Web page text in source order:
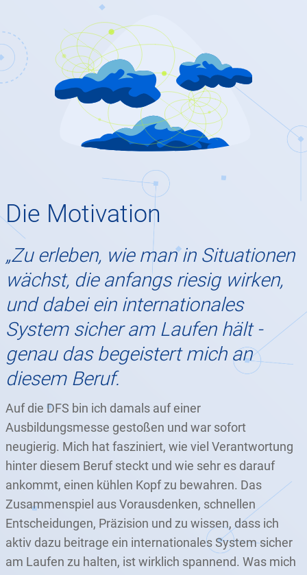
Die Motivation
„Zu erleben, wie man in Situationen
wächst, die anfangs riesig wirken,
und dabei ein internationales
System sicher am Laufen hält -
genau das begeistert mich an
diesem Beruf.
Auf die DFS bin ich damals auf einer
Ausbildungsmesse gestoßen und war sofort
neugierig. Mich hat fasziniert, wie viel Verantwortung
hinter diesem Beruf steckt und wie sehr es darauf
ankommt, einen kühlen Kopf zu bewahren. Das
Zusammenspiel aus Vorausdenken, schnellen
Entscheidungen, Präzision und zu wissen, dass ich
aktiv dazu beitrage ein internationales System sicher
am Laufen zu halten, ist wirklich spannend. Was mich